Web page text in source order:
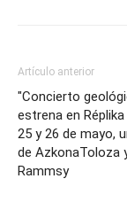
Artículo anterior
"Concierto
estrena en
25 y 26 de mayo,
de AzkonaToloza
Rammsy